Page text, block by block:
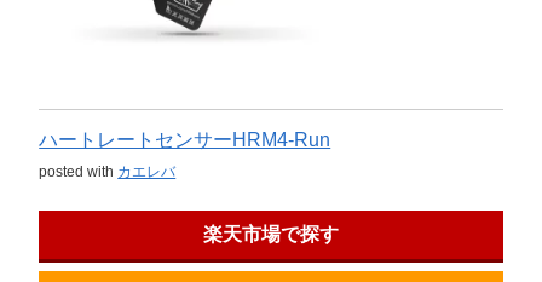
ハートレートセンサーHRM4-Run
posted with カエレバ
楽天市場で探す